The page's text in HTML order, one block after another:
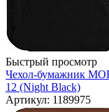
Быстрый просмотр
Чехол-бумажник
12 (Night Black)
Артикул: 1189975